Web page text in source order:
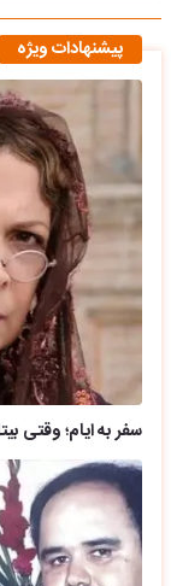
پیشنهادات ویژه
سفر به ایام؛ وقتی